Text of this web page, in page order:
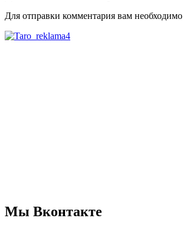
Для отправки комментария вам необходимо
Мы Вконтакте